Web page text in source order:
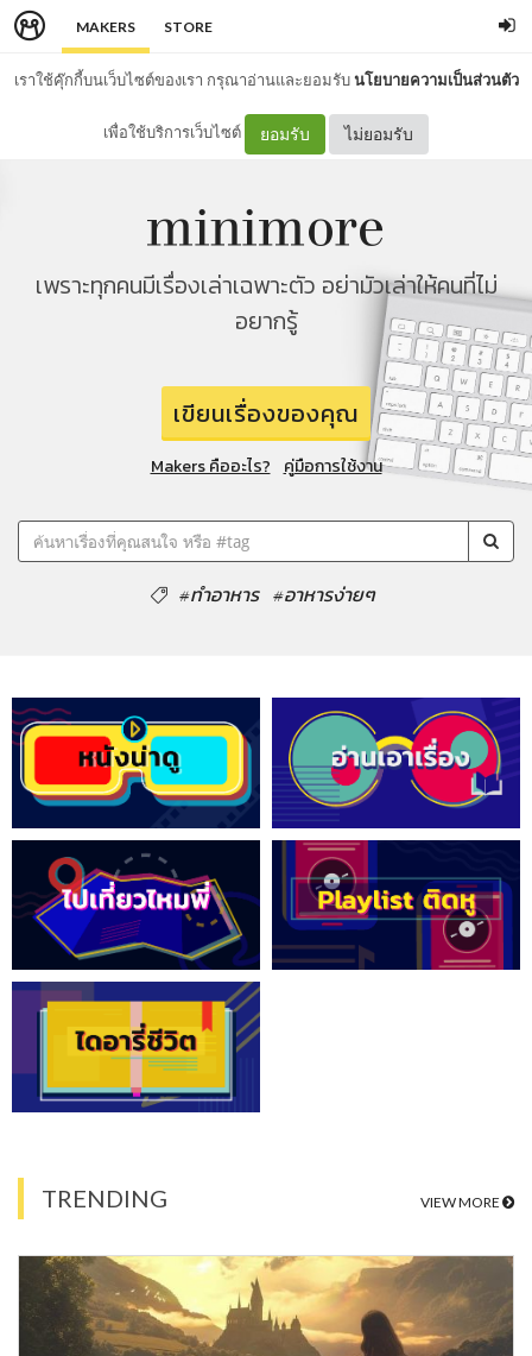
MAKERS STORE
เราใช้คุ๊กกี้บนเว็บไซต์ของเรา กรุณาอ่านและยอมรับนโยบายความเป็นส่วนตัว
เพื่อใช้บริการเว็บไซต์ ยอมรับ ไม่ยอมรับ
เพราะทุกคนมีเรื่องเล่าเฉพาะตัว อย่ามัวเล่าให้คนที่ไม่
อยากรู้
เขียนเรื่องของคุณ
Makers คืออะไร? คู่มือการใช้งาน
#ทำอาหาร #อาหารง่ายๆ
TRENDING VIEW MORE